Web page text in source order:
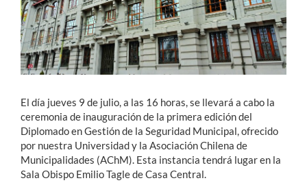
El día jueves 9 de julio, a las 16 horas, se llevará a cabo la
ceremonia de inauguración de la primera edición del
Diplomado en Gestión de la Seguridad Municipal, ofrecido
por nuestra Universidad y la Asociación Chilena de
Municipalidades (AChM). Esta instancia tendrá lugar en la
Sala Obispo Emilio Tagle de Casa Central.